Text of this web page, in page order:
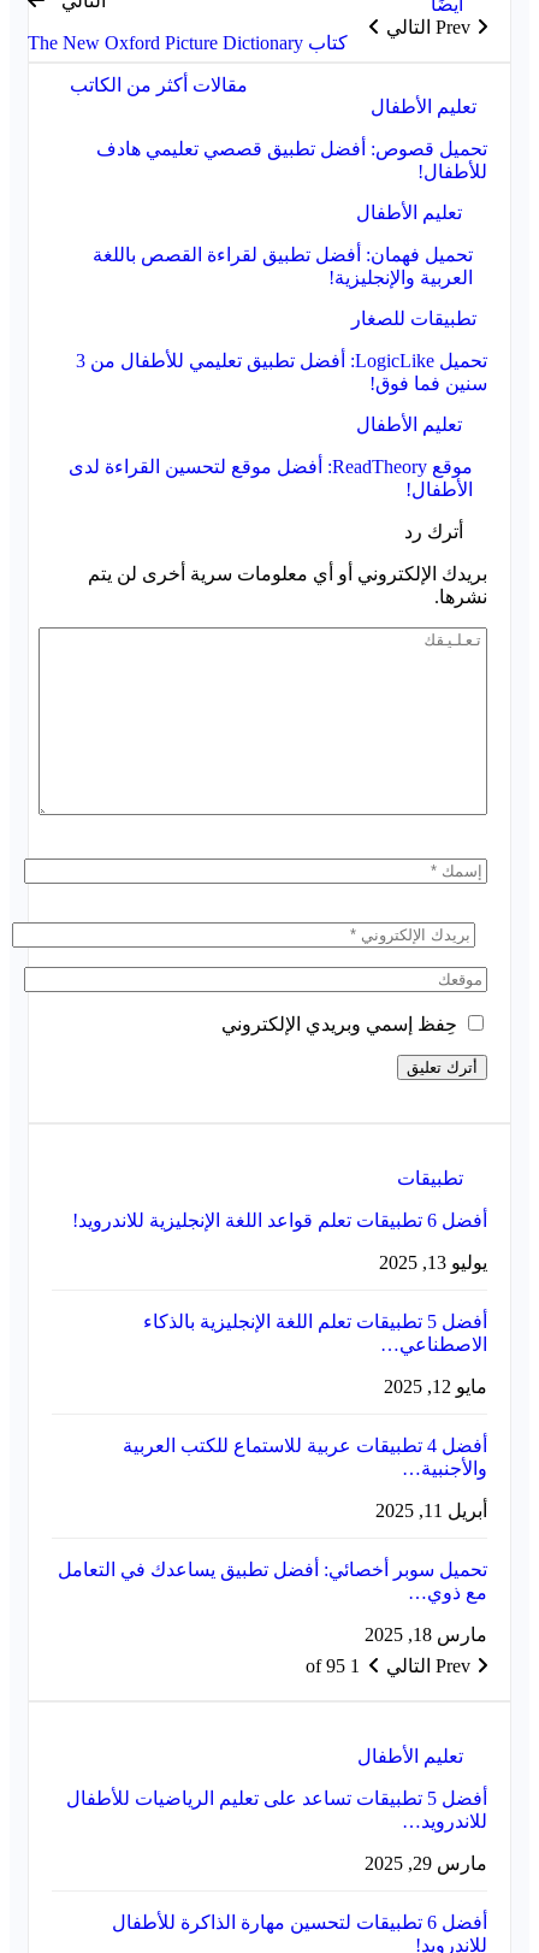
كتاب The New Oxford Picture Dictionary
مقالات أكثر من الكاتب
تعليم الأطفال
تحميل قصوص: أفضل تطبيق قصصي تعليمي هادف
للأطفال!
تعليم الأطفال
تحميل فهمان: أفضل تطبيق لقراءة القصص باللغة
العربية والإنجليزية!
تطبيقات للصغار
تحميل LogicLike: أفضل تطبيق تعليمي للأطفال من 3
سنين فما فوق!
تعليم الأطفال
موقع ReadTheory: أفضل موقع لتحسين القراءة لدى
الأطفال!
Prev التالي
أترك رد
بريدك الإلكتروني أو أي معلومات سرية أخرى لن يتم
نشرها.
حِفظ إسمي وبريدي الإلكتروني
تطبيقات
أفضل 6 تطبيقات تعلم قواعد اللغة الإنجليزية للاندرويد!
يوليو 13, 2025
أفضل 5 تطبيقات تعلم اللغة الإنجليزية بالذكاء
الاصطناعي…
مايو 12, 2025
أفضل 4 تطبيقات عربية للاستماع للكتب العربية
والأجنبية…
أبريل 11, 2025
تحميل سوبر أخصائي: أفضل تطبيق يساعدك في التعامل
مع ذوي…
مارس 18, 2025
Prev
التالي 1 of 95
تعليم الأطفال
أفضل 5 تطبيقات تساعد على تعليم الرياضيات للأطفال
للاندرويد…
مارس 29, 2025
أفضل 6 تطبيقات لتحسين مهارة الذاكرة للأطفال
للاندرويد!